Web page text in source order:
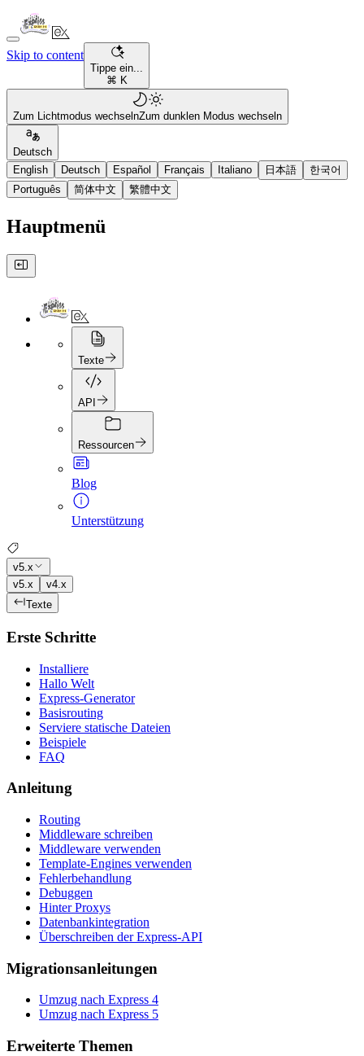
Skip to content
Tippe ein...
⌘ K
Zum Lichtmodus wechselnZum dunklen Modus wechseln
Deutsch
English
Deutsch Español Français Italiano 日本語
한국어
Português
简体中文 繁體中文
Hauptmenü
Texte
API
Ressourcen
Blog
Unterstützung
v5.x
v5.x
v4.x
Texte
Erste Schritte
Installiere
Hallo Welt
Express-Generator
Basisrouting
Serviere statische Dateien
Beispiele
FAQ
Anleitung
Routing
Middleware schreiben
Middleware verwenden
Template-Engines verwenden
Fehlerbehandlung
Debuggen
Hinter Proxys
Datenbankintegration
Überschreiben der Express-API
Migrationsanleitungen
Umzug nach Express 4
Umzug nach Express 5
Erweiterte Themen